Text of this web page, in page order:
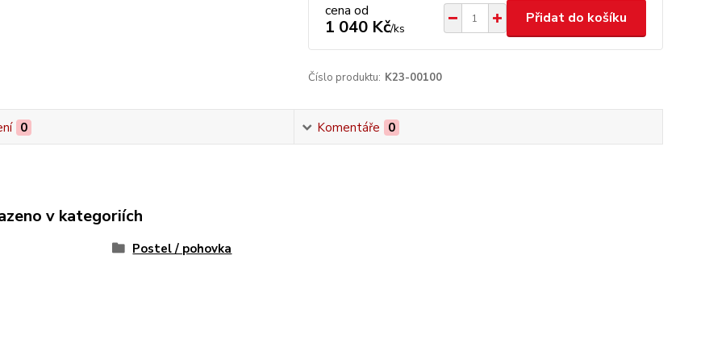
cena od
1 040 Kč/ks
Přidat do košíku
Číslo produktu: K23-00100
0 Komentáře 0
v kategoriích
Postel / pohovka